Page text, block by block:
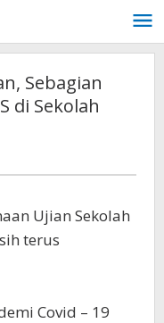
Sebagian
di Sekolah
Ujian Sekolah
terus
Covid – 19